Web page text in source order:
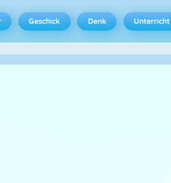
Geschick Denk Unterricht